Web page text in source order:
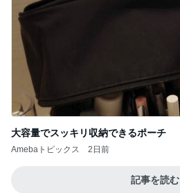
大容量でスッキリ収納できるポーチ
Amebaトピックス 2日前
記事を読む